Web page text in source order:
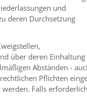
und
deren Durchsetzung
über deren Einhaltung
Abständen -
Pflichten
Falls